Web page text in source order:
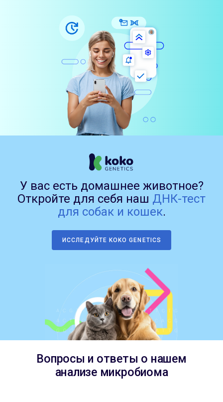
У вас есть домашнее животное?
Откройте для себя наш ДНК-тест
для собак и кошек.
ИССЛЕДУЙТЕ KOKO GENETICS
Вопросы и ответы о нашем
анализе микробиома